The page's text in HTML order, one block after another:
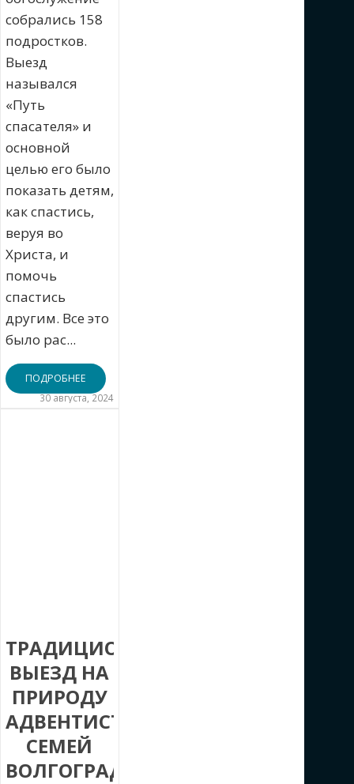
собрались 158
подростков.
Выезд
назывался
«Путь
спасателя» и
основной
целью его было
показать детям,
как спастись,
веруя во
Христа, и
помочь
спастись
другим. Все это
было рас...
ПОДРОБНЕЕ
30 августа, 2024
ТРАДИЦИОННЫЙ
ВЫЕЗД НА
ПРИРОДУ
АДВЕНТИСТСКИХ
СЕМЕЙ
ВОЛГОГРАДА